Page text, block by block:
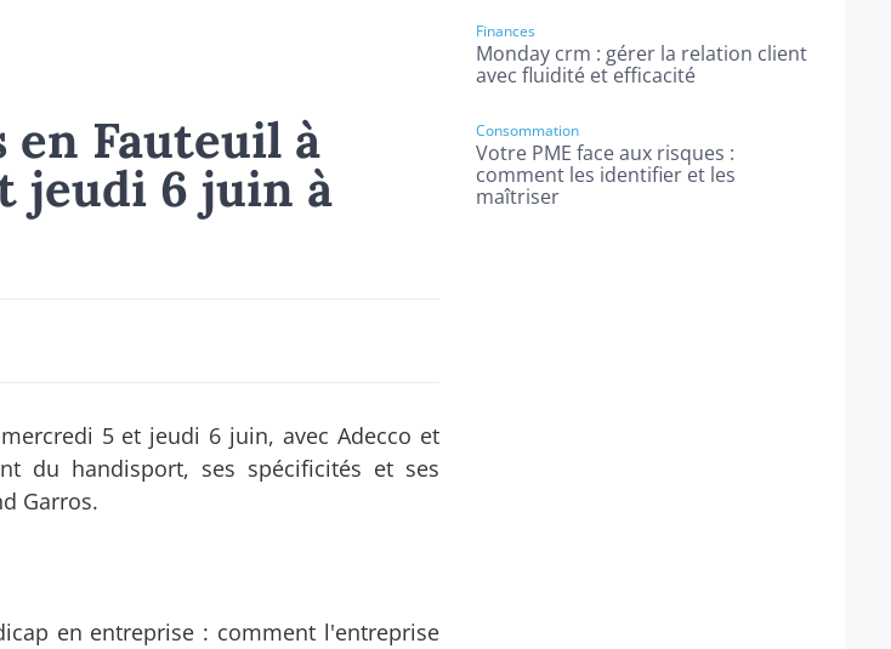
Fauteuil à
jeudi 6 juin à
5 et jeudi 6 juin, avec Adecco et
du handisport, ses spécificités et ses
Garros.
en entreprise : comment l'entreprise
Finances
Monday crm : gérer la relation client
avec fluidité et efficacité
Consommation
Votre PME face aux risques :
comment les identifier et les
maîtriser